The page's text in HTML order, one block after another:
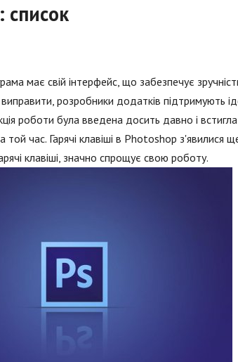
список
має свій інтерфейс, що забезпечує
розробники додатків підтримують
роботи була введена досить давно і встигла
час. Гарячі клавіші в Photoshop з'явилися
клавіші, значно спрощує свою роботу.